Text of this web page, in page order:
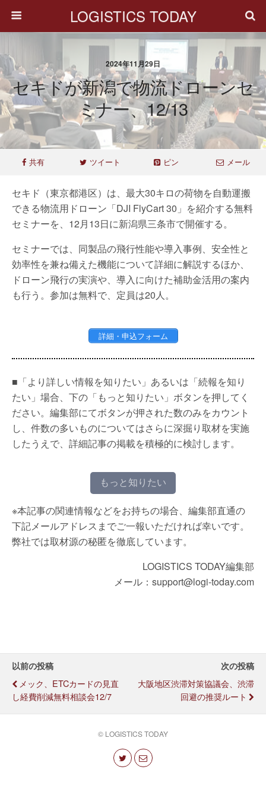
LOGISTICS TODAY
2024年11月29日
セキドが新潟で物流ドローンセ
ミナー、12/13
共有 ツイート ピン メール
セキド（東京都港区）は、最大30キロの荷物を自動運搬
できる物流用ドローン「DJI FlyCart 30」を紹介する無料
セミナーを、12月13日に新潟県三条市で開催する。
セミナーでは、同製品の飛行性能や導入事例、安全性と
効率性を兼ね備えた機能について詳細に解説するほか、
ドローン飛行の実演や、導入に向けた補助金活用の案内
も行う。参加は無料で、定員は20人。
詳細・申込フォーム
■「より詳しい情報を知りたい」あるいは「続報を知り
たい」場合、下の「もっと知りたい」ボタンを押してく
ださい。編集部にてボタンが押された数のみをカウント
し、件数の多いものについてはさらに深掘り取材を実施
したうえで、詳細記事の掲載を積極的に検討します。
もっと知りたい
※本記事の関連情報などをお持ちの場合、編集部直通の
下記メールアドレスまでご一報いただければ幸いです。
弊社では取材源の秘匿を徹底しています。
LOGISTICS TODAY編集部
メール：support@logi-today.com
以前の投稿
メック、ETCカードの見直
し経費削減無料相談会12/7
次の投稿
大阪地区渋滞対策協議会、渋滞
回避の推奨ルート
© LOGISTICS TODAY